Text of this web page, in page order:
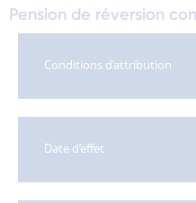
Pension de réversion
Conditions d’attribution
complémentaire Agirc-Arrco.
Le concubinage et le pacs
pension de réversion.
Date d’effet